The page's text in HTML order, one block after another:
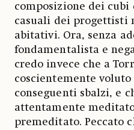
composizione dei cubi
casuali dei progettisti
abitativi. Ora, senza
fondamentalista e
credo invece che a
coscientemente voluto
conseguenti sbalzi, e
attentamente
premeditato. Peccato